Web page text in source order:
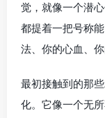
觉，就像一个潜
都提着一把号称
法、你的心血、
最初接触到的那些
化。它像一个无